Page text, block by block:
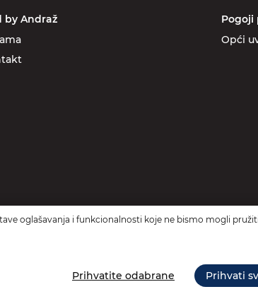
by Andraž
Pogoji
Opći
oglašavanja i funkcionalnosti koje ne bismo mogli
Prihvatite odabrane Prihvati